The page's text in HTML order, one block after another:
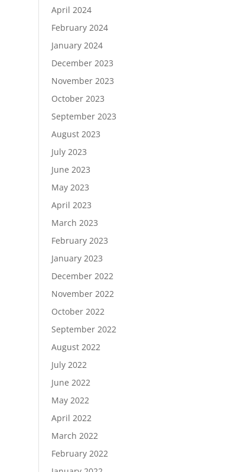
April 2024
February 2024
January 2024
December 2023
November 2023
October 2023
September 2023
August 2023
July 2023
June 2023
May 2023
April 2023
March 2023
February 2023
January 2023
December 2022
November 2022
October 2022
September 2022
August 2022
July 2022
June 2022
May 2022
April 2022
March 2022
February 2022